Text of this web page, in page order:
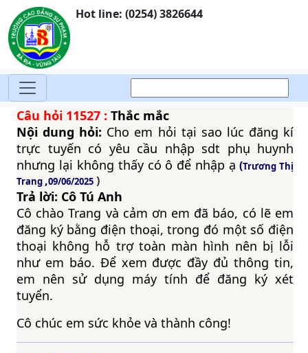
Hot line: (0254) 3826644
Câu hỏi 11527 : Thắc mắc
Nội dung hỏi: Cho em hỏi tại sao lúc đăng kí
trực tuyến có yêu cầu nhập sdt phụ huynh
nhưng lại không thấy có ô để nhập ạ (Trương Thị
Trang ,09/06/2025 )
Trả lời: Cô Tú Anh
Cô chào Trang và cảm ơn em đã báo, có lẽ em
đăng ký bằng điện thoại, trong đó một số điện
thoại không hỗ trợ toàn màn hình nên bị lỗi
như em báo. Để xem được đầy đủ thông tin,
em nên sử dụng máy tính để đăng ký xét
tuyển.
Cô chúc em sức khỏe và thành công!